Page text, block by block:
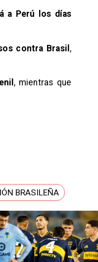
a Perú los días
contra Brasil ,
, mientras que
BRASILEÑA